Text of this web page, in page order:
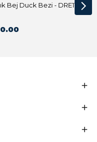
Açık Bej Duck Bezi - DRE1144 Kumaş Peçete